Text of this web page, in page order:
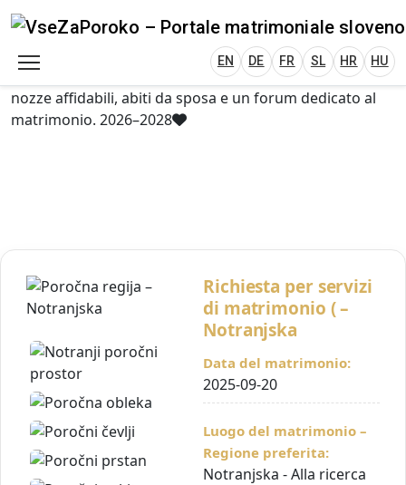
VseZaPoroko.net – Wedding Planning
Plan Your Wedding in Slovenia, Austria, Italy,
EN
VseZaPoroko – portale per l’organizzazione di
matrimoni locali e destination wedding in Slovenia,
Austria, Italia, Croazia e Ungheria. Scopri fornitori di
nozze affidabili, abiti da sposa e un forum dedicato al
matrimonio. 2026–2028
EN DE FR SL HR HU
Richiesta per servizi
di matrimonio ( –
Notranjska
Data del matrimonio:
2025-09-20
Luogo del matrimonio –
Regione preferita:
Notranjska - Alla ricerca